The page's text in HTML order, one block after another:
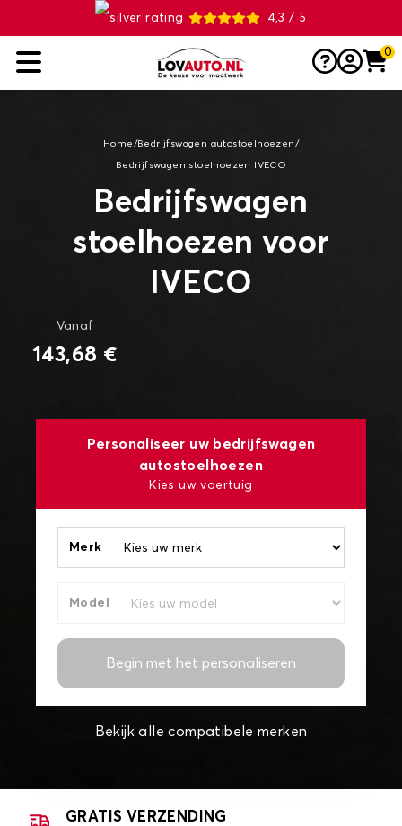
4,3 / 5
0
Home / Bedrijfswagen autostoelhoezen /
Bedrijfswagen stoelhoezen IVECO
Bedrijfswagen
stoelhoezen voor
IVECO
Vanaf
143,68 €
Personaliseer uw bedrijfswagen
autostoelhoezen
Kies uw voertuig
Merk
Model
Begin met het personaliseren
Bekijk alle compatibele merken
GRATIS VERZENDING